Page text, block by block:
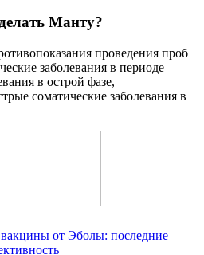
Манту?
проведения проб
заболевания в периоде
в острой фазе,
соматические заболевания в
от Эболы: последние